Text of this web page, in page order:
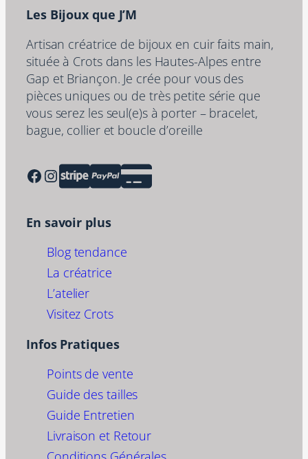
Les Bijoux que J’M
Artisan créatrice de bijoux en cuir faits main,
située à Crots dans les Hautes-Alpes entre
Gap et Briançon. Je crée pour vous des
pièces uniques ou de très petite série que
vous serez les seul(e)s à porter – bracelet,
bague, collier et boucle d’oreille
Facebook Instagram
En savoir plus
Blog tendance
La créatrice
L’atelier
Visitez Crots
Infos Pratiques
Points de vente
Guide des tailles
Guide Entretien
Livraison et Retour